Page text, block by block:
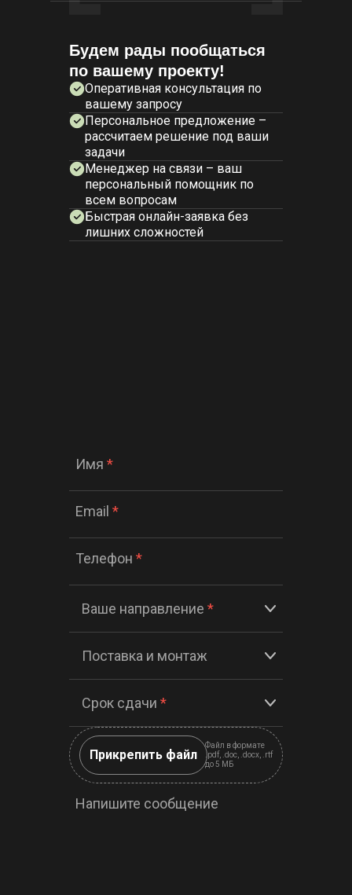
Имя *
Email *
Телефон *
Ваше направление *
Поставка и монтаж
Срок сдачи *
Прикрепить файл
Файл в формате
.pdf, .doc, .docx, .rtf
до 5 МБ
Напишите сообщение
Будем рады пообщаться
по вашему проекту!
Оперативная консультация по
вашему запросу
Персональное предложение –
рассчитаем решение под ваши
задачи
Менеджер на связи – ваш
персональный помощник по
всем вопросам
Быстрая онлайн-заявка без
лишних сложностей